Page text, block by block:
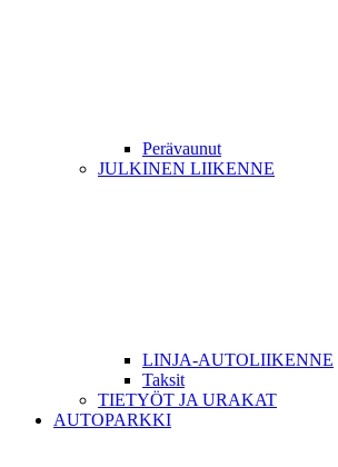
Perävaunut
JULKINEN LIIKENNE
LINJA-AUTOLIIKENNE
Taksit
TIETYÖT JA URAKAT
AUTOPARKKI